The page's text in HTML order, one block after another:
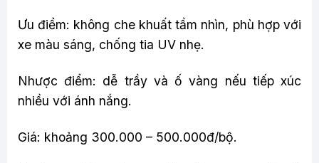
Ưu điểm: không che khuất tầm nhìn, phù hợp với
xe màu sáng, chống tia UV nhẹ.
Nhược điểm: dễ trầy và ố vàng nếu tiếp xúc
nhiều với ánh nắng.
Giá: khoảng 300.000 – 500.000đ/bộ.